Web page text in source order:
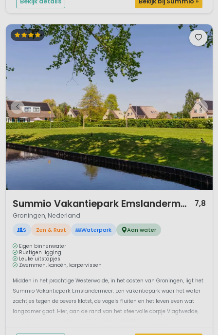
Summio Vakantiepark Emslandermeer 7,8
Groningen, Nederland
S Zen & Rust Waterpark Aan water
Eigen binnenwater
Rustigen ligging
Leuke uitstapjes
Zwemmen, kanoën, karpervissen
Midden in het prachtige Westerwolde, in het oosten van Groningen, ligt het
Summio Vakantiepark Emslandermeer. Een vakantiepark waar het water
zachtjes tegen de oevers klotst, de vogels fluiten en het leven even wat
langzamer gaat. Hier, aan de rand van het sfeervolle dorpje Vlagtwedde,